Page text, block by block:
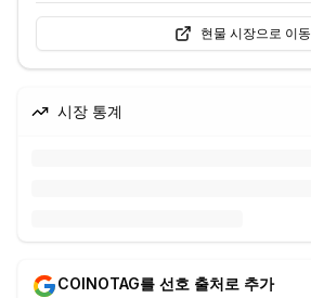
현물 시장으로 이동
시장 통계
COINOTAG를 선호 출처로 추가